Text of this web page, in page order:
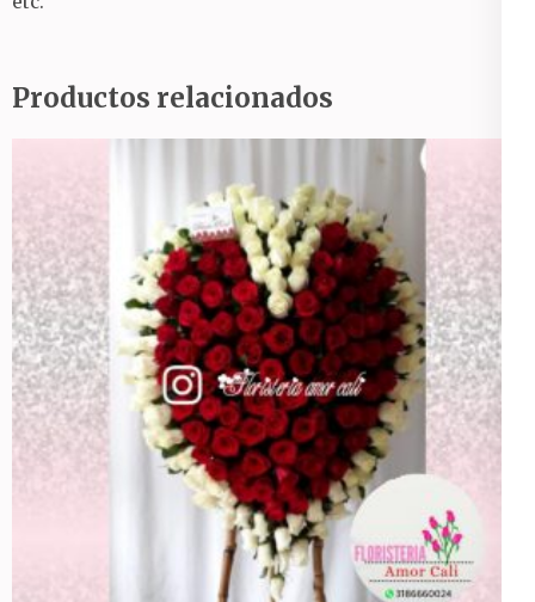
Productos relacionados